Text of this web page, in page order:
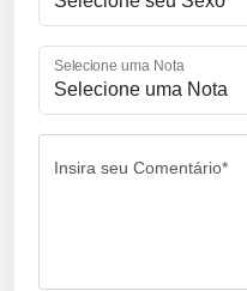
Selecione uma Nota
Insira seu Comentário*